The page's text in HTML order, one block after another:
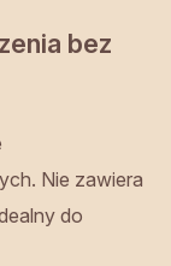
bez
Nie zawiera
do